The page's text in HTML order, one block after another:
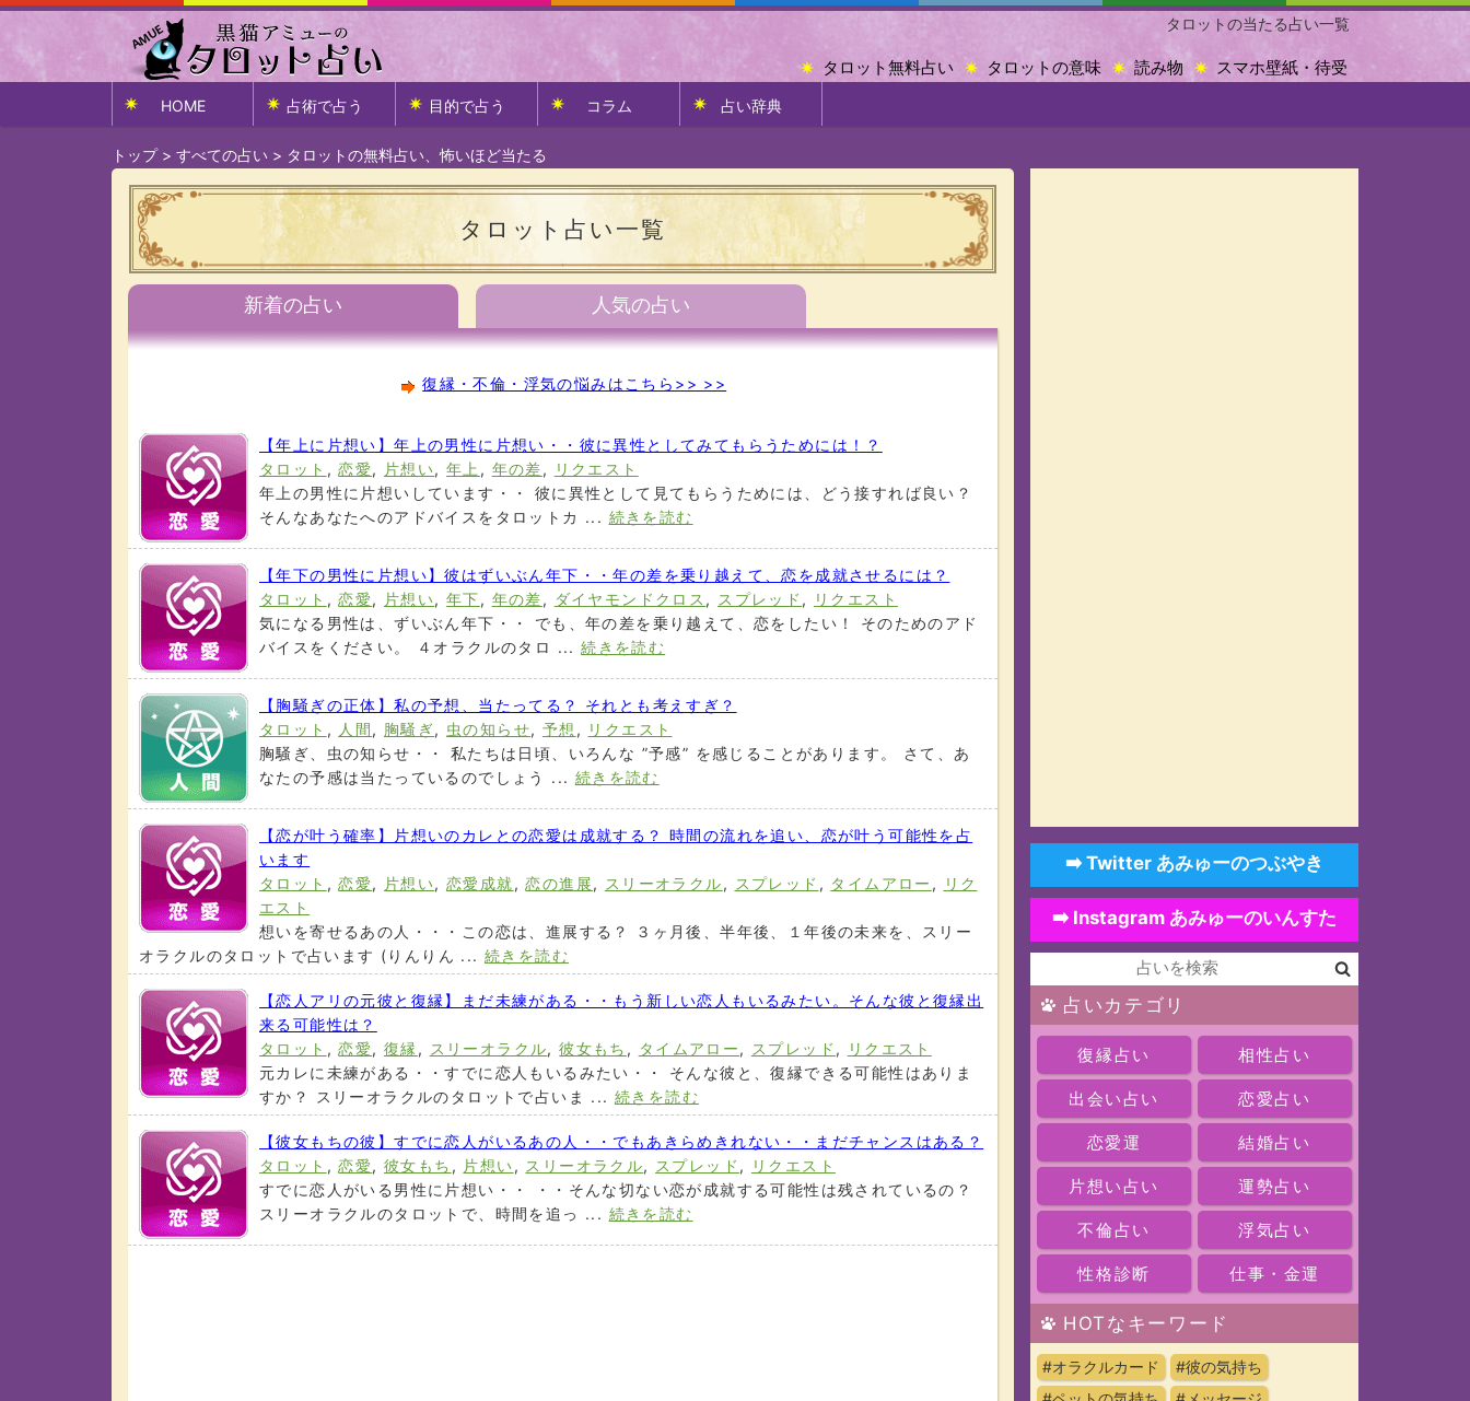
タロットの当たる占い一覧
スマホ壁紙・待受
読み物
タロットの意味
タロット無料占い
HOME 占術で占う 目的で占う コラム 占い辞典
トップ> すべての占い > タロットの無料占い、怖いほど当たる
タロット占い一覧
新着の占い 人気の占い
復縁・不倫・浮気の悩みはこちら>> >>
【年上に片想い】年上の男性に片想い・・彼に異性としてみてもらうためには！？
タロット ,恋愛, 片想い,年上 , 年の差,
リクエスト
年上の男性に片想いしています・・ 彼に異性として見てもらうためには、どう接すれば良い？
そんなあなたへのアドバイスをタロットカ ... 続きを読む
【年下の男性に片想い】彼はずいぶん年下・・年の差を乗り越えて、恋を成就させるには？
タロット ,恋愛, 片想い,年下, 年の差, ダイヤモンドクロス , スプレッド ,
リクエスト
気になる男性は、ずいぶん年下・・ でも、年の差を乗り越えて、恋をしたい！ そのためのアド
バイスをください。 ４オラクルのタロ ...続きを読む
【胸騒ぎの正体】私の予想、当たってる？ それとも考えすぎ？
タロット , 人間, 胸騒ぎ, 虫の知らせ, 予想 , リクエスト
胸騒ぎ、虫の知らせ・・ 私たちは日頃、いろんな ”予感” を感じることがあります。 さて、あ
なたの予感は当たっているのでしょう ... 続きを読む
【恋が叶う確率】片想いのカレとの恋愛は成就する？ 時間の流れを追い、恋が叶う可能性を占
います
タロット ,恋愛, 片想い,恋愛成就,恋の進展, スリーオラクル, スプレッド , タイムアロー ,
リク
エスト
想いを寄せるあの人・・・この恋は、進展する？ ３ヶ月後、半年後、１年後の未来を、スリー
オラクルのタロットで占います (りんりん ... 続きを読む
【恋人アリの元彼と復縁】まだ未練がある・・もう新しい恋人もいるみたい。そんな彼と復縁出
来る可能性は？
タロット ,恋愛,復縁 , スリーオラクル,彼女もち , タイムアロー, スプレッド ,
リクエスト
元カレに未練がある・・すでに恋人もいるみたい・・ そんな彼と、復縁できる可能性はありま
すか？ スリーオラクルのタロットで占いま ... 続きを読む
【彼女もちの彼】すでに恋人がいるあの人・・でもあきらめきれない・・まだチャンスはある？
タロット ,恋愛,彼女もち , 片想い, スリーオラクル, スプレッド ,
リクエスト
すでに恋人がいる男性に片想い・・ ・・そんな切ない恋が成就する可能性は残されているの？
スリーオラクルのタロットで、時間を追っ ... 続きを読む
➡️ Twitter あみゅーのつぶやき
➡️ Instagram あみゅーのいんすた
占いカテゴリ
復縁占い 相性占い
出会い占い 恋愛占い
恋愛運 結婚占い
片想い占い 運勢占い
不倫占い 浮気占い
性格診断 仕事・金運
HOTなキーワード
#オラクルカード
#彼の気持ち